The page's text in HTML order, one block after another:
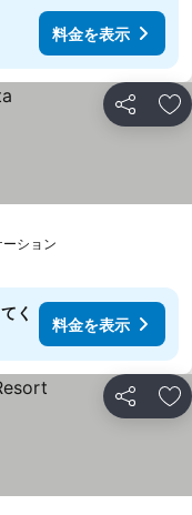
料金を表示
シェア お
ション
く
料金を表示
シェア お